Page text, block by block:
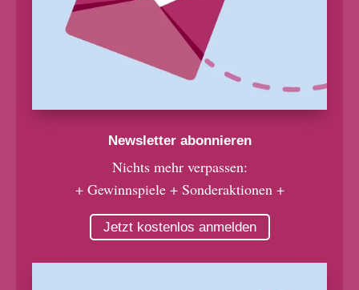
Newsletter abonnieren
Nichts mehr verpassen:
+ Gewinnspiele + Sonderaktionen +
Jetzt kostenlos anmelden